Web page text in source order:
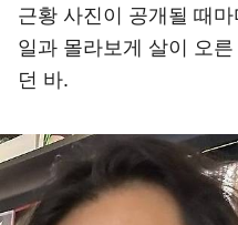
근황 사진이 공개될 때
일과 몰라보게 살이 오
던 바.